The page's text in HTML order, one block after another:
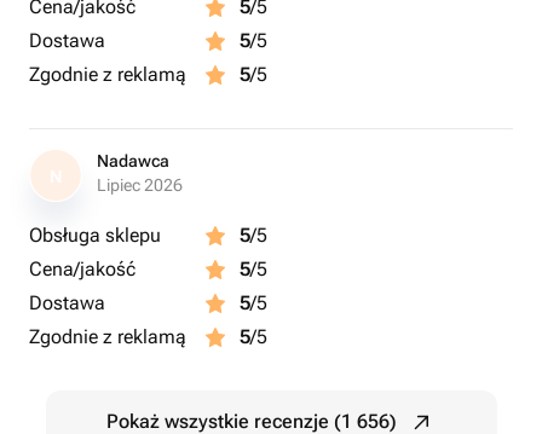
Cena/jakość 5/5
Dostawa
5/5
Zgodnie z reklamą
5/5
N
Nadawca
Lipiec 2026
Obsługa sklepu 5/5
Cena/jakość
5/5
Dostawa
5/5
Zgodnie z reklamą
5/5
Pokaż wszystkie recenzje (1 656)